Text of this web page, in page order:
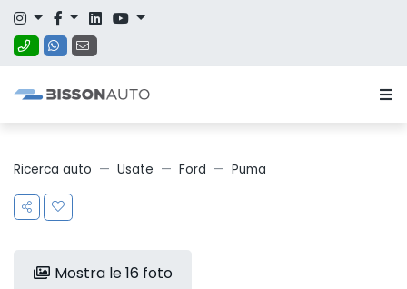
Ricerca auto Usate Ford Puma
Mostra le 16 foto